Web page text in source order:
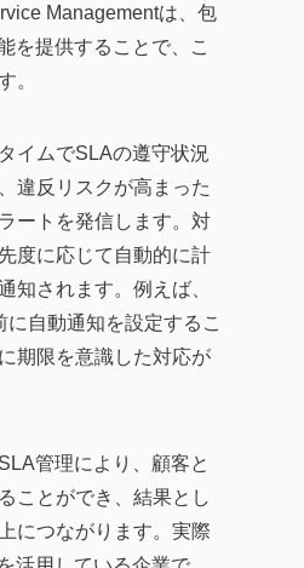
Managementは、包
を提供することで、こ
。
イムでSLAの遵守状況
違反リスクが高まった
ートを発信します。対
度に応じて自動的に計
知されます。例えば、
自動通知を設定するこ
期限を意識した対応が
管理により、顧客と
ことができ、結果とし
につながります。実際